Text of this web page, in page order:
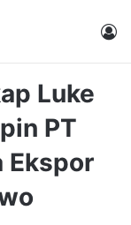
Luke
PT
Ekspor